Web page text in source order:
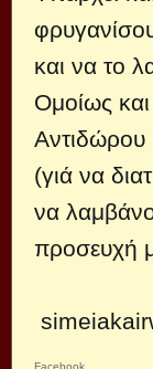
και να το
Ομοίως
Αντιδώρου
(γιά να
να
προσευχή
Facebook